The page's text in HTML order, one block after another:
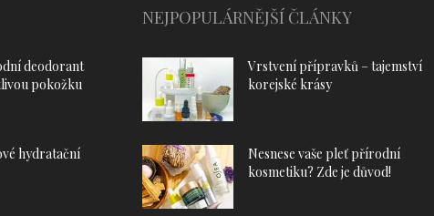
deodorant
pokožku
hydratační
NEJPOPULÁRNĚJŠÍ ČLÁNKY
Vrstvení přípravků – tajemství
korejské krásy
Nesnese vaše pleť přírodní
kosmetiku? Zde je důvod!